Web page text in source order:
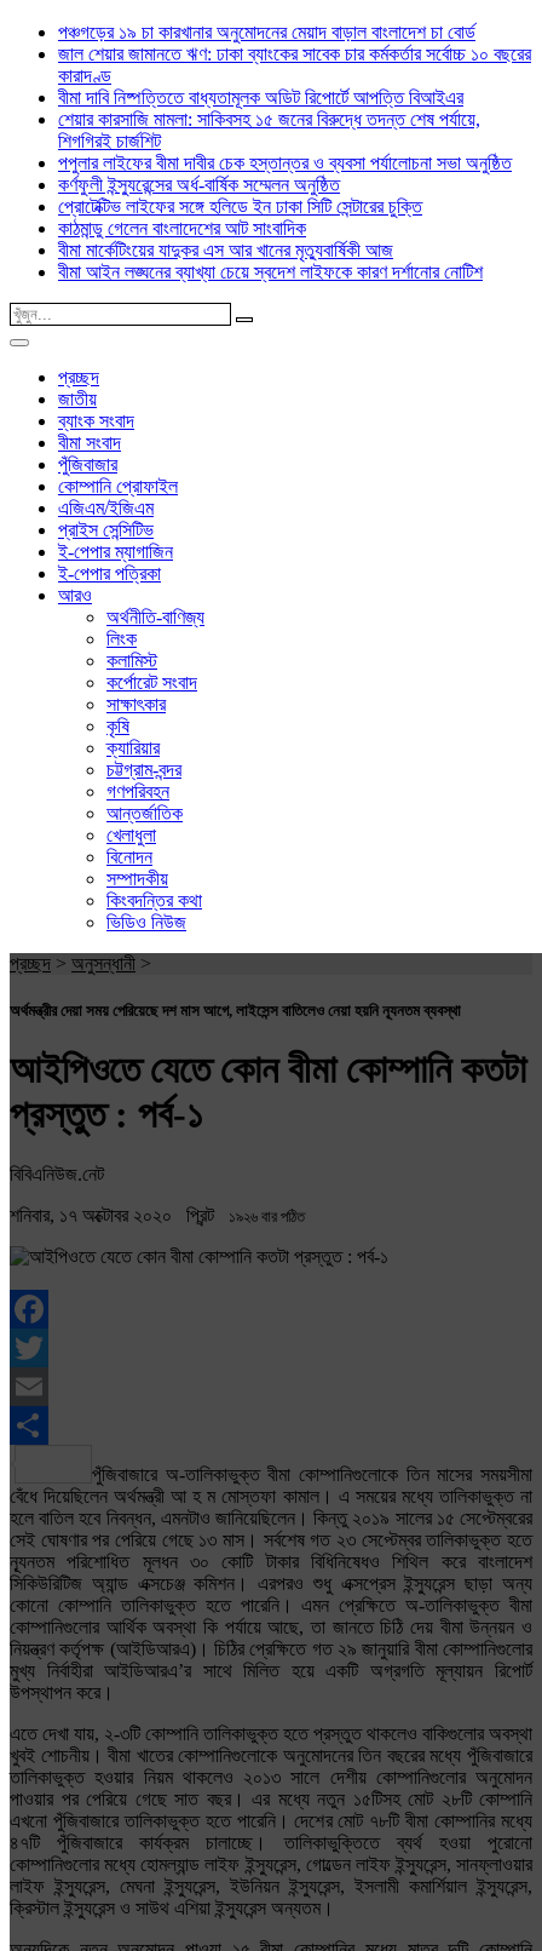
পঞ্চগড়ের ১৯ চা কারখানার অনুমোদনের মেয়াদ বাড়াল বাংলাদেশ চা বোর্ড
জাল শেয়ার জামানতে ঋণ: ঢাকা ব্যাংকের সাবেক চার কর্মকর্তার সর্বোচ্চ ১০ বছরের
কারাদণ্ড
বীমা দাবি নিষ্পত্তিতে বাধ্যতামূলক অডিট রিপোর্টে আপত্তি বিআইএর
শেয়ার কারসাজি মামলা: সাকিবসহ ১৫ জনের বিরুদ্ধে তদন্ত শেষ পর্যায়ে,
শিগগিরই চার্জশিট
পপুলার লাইফের বীমা দাবীর চেক হস্তান্তর ও ব্যবসা পর্যালোচনা সভা অনুষ্ঠিত
কর্ণফুলী ইন্স্যুরেন্সের অর্ধ-বার্ষিক সম্মেলন অনুষ্ঠিত
প্রোটেক্টিভ লাইফের সঙ্গে হলিডে ইন ঢাকা সিটি সেন্টারের চুক্তি
কাঠমান্ডু গেলেন বাংলাদেশের আট সাংবাদিক
বীমা মার্কেটিংয়ের যাদুকর এস আর খানের মৃত্যুবার্ষিকী আজ
বীমা আইন লঙ্ঘনের ব্যাখ্যা চেয়ে স্বদেশ লাইফকে কারণ দর্শানোর নোটিশ
প্রচ্ছদ
জাতীয়
ব্যাংক সংবাদ
বীমা সংবাদ
পুঁজিবাজার
কোম্পানি প্রোফাইল
এজিএম/ইজিএম
প্রাইস সেন্সিটিভ
ই-পেপার ম্যাগাজিন
ই-পেপার পত্রিকা
আরও
অর্থনীতি-বাণিজ্য
লিংক
কলামিস্ট
কর্পোরেট সংবাদ
সাক্ষাৎকার
কৃষি
ক্যারিয়ার
চট্টগ্রাম-বন্দর
গণপরিবহন
আন্তর্জাতিক
খেলাধুলা
বিনোদন
সম্পাদকীয়
কিংবদন্তির কথা
ভিডিও নিউজ
প্রচ্ছদ > অনুসন্ধানী >
অর্থমন্ত্রীর দেয়া সময় পেরিয়েছে দশ মাস আগে, লাইসেন্স বাতিলেও নেয়া হয়নি ন্যূনতম ব্যবস্থা
আইপিওতে যেতে কোন বীমা কোম্পানি কতটা
প্রস্তুত : পর্ব-১
বিবিএনিউজ.নেট
শনিবার, ১৭ অক্টোবর ২০২০ প্রিন্ট ১৯২৬ বার পঠিত
Facebook
Twitter
Email
Share
পুঁজিবাজারে অ-তালিকাভুক্ত বীমা কোম্পানিগুলোকে তিন মাসের সময়সীমা
বেঁধে দিয়েছিলেন অর্থমন্ত্রী আ হ ম মোস্তফা কামাল। এ সময়ের মধ্যে তালিকাভুক্ত না
হলে বাতিল হবে নিবন্ধন, এমনটাও জানিয়েছিলেন। কিন্তু ২০১৯ সালের ১৫ সেপ্টেম্বরের
সেই ঘোষণার পর পেরিয়ে গেছে ১৩ মাস। সর্বশেষ গত ২৩ সেপ্টেম্বর তালিকাভুক্ত হতে
ন্যূনতম পরিশোধিত মূলধন ৩০ কোটি টাকার বিধিনিষেধও শিথিল করে বাংলাদেশ
সিকিউরিটিজ অ্যান্ড এক্সচেঞ্জ কমিশন। এরপরও শুধু এক্সপ্রেস ইন্স্যুরেন্স ছাড়া অন্য
কোনো কোম্পানি তালিকাভুক্ত হতে পারেনি। এমন প্রেক্ষিতে অ-তালিকাভুক্ত বীমা
কোম্পানিগুলোর আর্থিক অবস্থা কি পর্যায়ে আছে, তা জানতে চিঠি দেয় বীমা উন্নয়ন ও
নিয়ন্ত্রণ কর্তৃপক্ষ (আইডিআরএ)। চিঠির প্রেক্ষিতে গত ২৯ জানুয়ারি বীমা কোম্পানিগুলোর
মুখ্য নির্বাহীরা আইডিআরএ’র সাথে মিলিত হয়ে একটি অগ্রগতি মূল্যায়ন রিপোর্ট
উপস্থাপন করে।
এতে দেখা যায়, ২-৩টি কোম্পানি তালিকাভুক্ত হতে প্রস্তুত থাকলেও বাকিগুলোর অবস্থা
খুবই শোচনীয়। বীমা খাতের কোম্পানিগুলোকে অনুমোদনের তিন বছরের মধ্যে পুঁজিবাজারে
তালিকাভুক্ত হওয়ার নিয়ম থাকলেও ২০১৩ সালে দেশীয় কোম্পানিগুলোর অনুমোদন
পাওয়ার পর পেরিয়ে গেছে সাত বছর। এর মধ্যে নতুন ১৫টিসহ মোট ২৮টি কোম্পানি
এখনো পুঁজিবাজারে তালিকাভুক্ত হতে পারেনি। দেশের মোট ৭৮টি বীমা কোম্পানির মধ্যে
৪৭টি পুঁজিবাজারে কার্যক্রম চালাচ্ছে। তালিকাভুক্তিতে ব্যর্থ হওয়া পুরোনো
কোম্পানিগুলোর মধ্যে হোমল্যান্ড লাইফ ইন্স্যুরেন্স, গোল্ডেন লাইফ ইন্স্যুরেন্স, সানফ্লাওয়ার
লাইফ ইন্স্যুরেন্স, মেঘনা ইন্স্যুরেন্স, ইউনিয়ন ইন্স্যুরেন্স, ইসলামী কমার্শিয়াল ইন্স্যুরেন্স,
ক্রিস্টাল ইন্স্যুরেন্স ও সাউথ এশিয়া ইন্স্যুরেন্স অন্যতম।